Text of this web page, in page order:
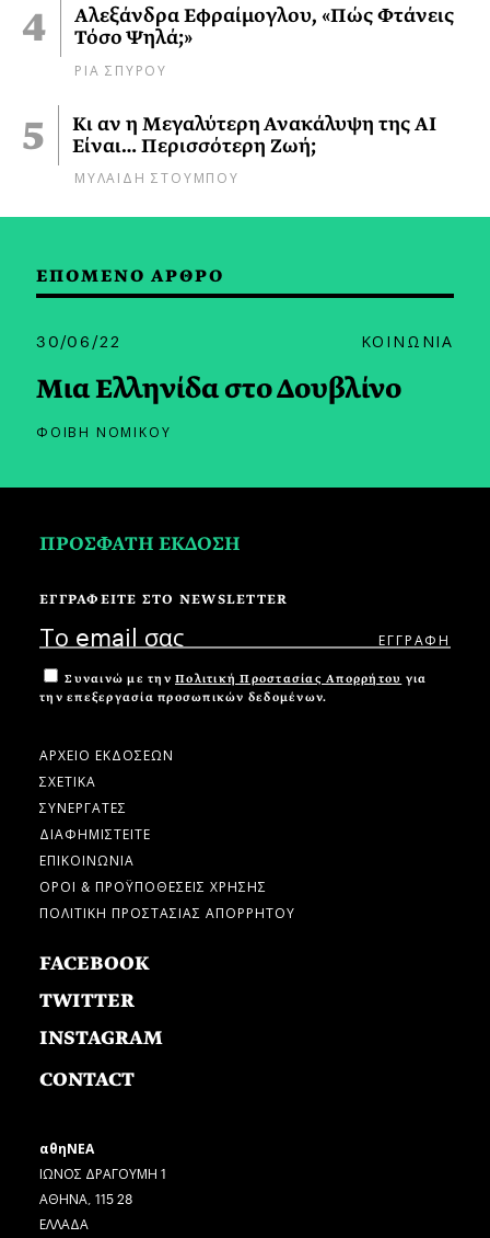
Αλεξάνδρα Εφραίμογλου, «Πώς Φτάνεις
Τόσο Ψηλά;»
ΡΙΑ ΣΠΥΡΟΥ
Κι αν η Μεγαλύτερη Ανακάλυψη της AI
Είναι… Περισσότερη Ζωή;
ΜΥΛΑΙΔΗ ΣΤΟΥΜΠΟΥ
ΕΠΟΜΕΝΟ ΑΡΘΡΟ
30/06/22 ΚΟΙΝΩΝΙΑ
Μια Ελληνίδα στο Δουβλίνο
ΦΟΙΒΗ ΝΟΜΙΚΟΥ
ΠΡΟΣΦΑΤΗ ΕΚΔΟΣΗ
ΕΓΓΡΑΦΕΙΤΕ ΣΤΟ NEWSLETTER
Συναινώ με την Πολιτική Προστασίας Απορρήτου για
την επεξεργασία προσωπικών δεδομένων.
ΑΡΧΕΙΟ ΕΚΔΟΣΕΩΝ
ΣΧΕΤΙΚΑ
ΣΥΝΕΡΓΑΤΕΣ
ΔΙΑΦΗΜΙΣΤΕΙΤΕ
ΕΠΙΚΟΙΝΩΝΙΑ
ΟΡΟΙ & ΠΡΟΫΠΟΘΕΣΕΙΣ ΧΡΗΣΗΣ
ΠΟΛΙΤΙΚΗ ΠΡΟΣΤΑΣΙΑΣ ΑΠΟΡΡΗΤΟΥ
FACEBOOK
TWITTER
INSTAGRAM
CONTACT
αθηΝΕΑ
ΙΩΝΟΣ ΔΡΑΓΟΥΜΗ 1
ΑΘΗΝΑ, 115 28
ΕΛΛΑΔΑ